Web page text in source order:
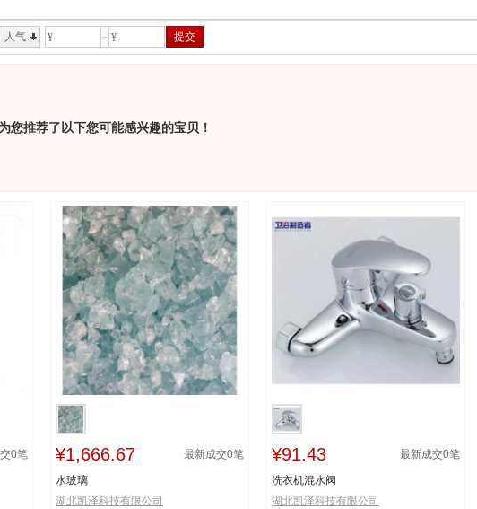
人气 ¥ ¥ 提交
您推荐了以下您可能感兴趣的宝贝！
0笔 ¥1,666.67 最新成交0笔
水玻璃
湖北凯泽科技有限公司
¥91.43 最新成交0笔
洗衣机混水阀
湖北凯泽科技有限公司